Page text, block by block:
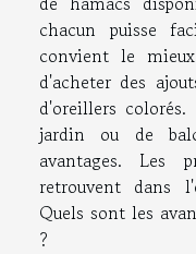
chacun puisse
convient le
d'acheter des
d'oreillers colorés.
jardin ou de
avantages. Les
retrouvent dans
Quels sont les
?